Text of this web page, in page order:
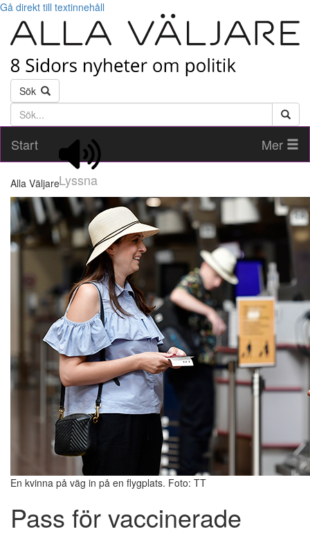
Gå direkt till textinnehåll
Sök
Söktext
Start
Lyssna
Mer
Alla Väljare
En kvinna på väg in på en flygplats. Foto: TT
Pass för vaccinerade